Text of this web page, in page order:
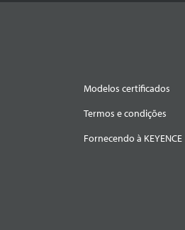
Modelos certificados
Termos e condições
Fornecendo à KEYENCE